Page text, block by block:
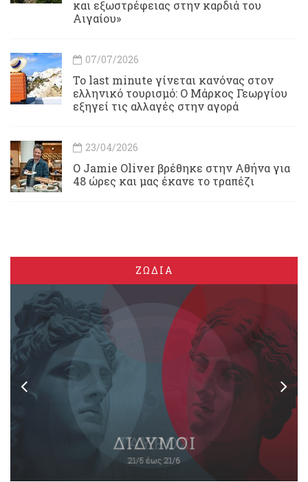
και εξωστρέφειας στην καρδιά του
Αιγαίου»
07/07/2026
Το last minute γίνεται κανόνας στον
ελληνικό τουρισμό: Ο Μάρκος Γεωργίου
εξηγεί τις αλλαγές στην αγορά
23/04/2026
Ο Jamie Oliver βρέθηκε στην Αθήνα για
48 ώρες και μας έκανε το τραπέζι
ΖΩΔΙΑ